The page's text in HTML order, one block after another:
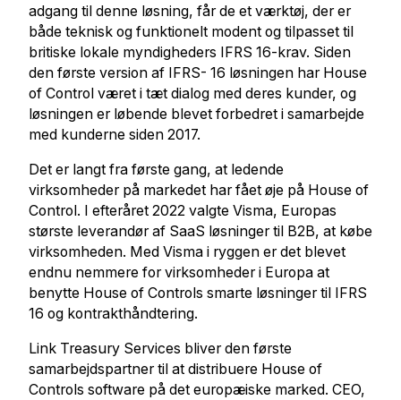
adgang til denne løsning, får de et værktøj, der er
både teknisk og funktionelt modent og tilpasset til
britiske lokale myndigheders IFRS 16-krav. Siden
den første version af IFRS- 16 løsningen har House
of Control været i tæt dialog med deres kunder, og
løsningen er løbende blevet forbedret i samarbejde
med kunderne siden 2017.
Det er langt fra første gang, at ledende
virksomheder på markedet har fået øje på House of
Control. I efteråret 2022 valgte Visma, Europas
største leverandør af SaaS løsninger til B2B, at købe
virksomheden. Med Visma i ryggen er det blevet
endnu nemmere for virksomheder i Europa at
benytte House of Controls smarte løsninger til IFRS
16 og kontrakthåndtering.
Link Treasury Services bliver den første
samarbejdspartner til at distribuere House of
Controls software på det europæiske marked. CEO,